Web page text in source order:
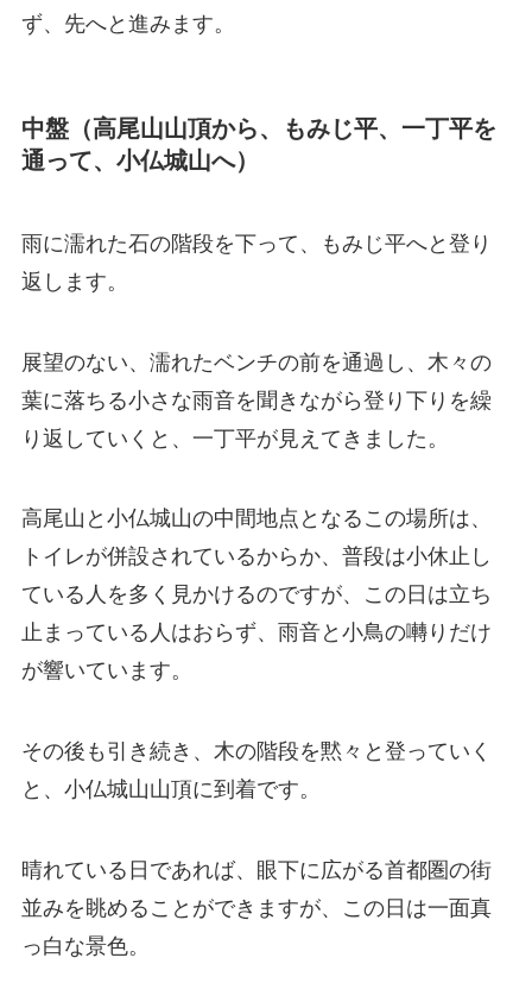
ず、先へと進みます。
中盤（高尾山山頂から、もみじ平、一丁平を
通って、小仏城山へ）
雨に濡れた石の階段を下って、もみじ平へと登り
返します。
展望のない、濡れたベンチの前を通過し、木々の
葉に落ちる小さな雨音を聞きながら登り下りを繰
り返していくと、一丁平が見えてきました。
高尾山と小仏城山の中間地点となるこの場所は、
トイレが併設されているからか、普段は小休止し
ている人を多く見かけるのですが、この日は立ち
止まっている人はおらず、雨音と小鳥の囀りだけ
が響いています。
その後も引き続き、木の階段を黙々と登っていく
と、小仏城山山頂に到着です。
晴れている日であれば、眼下に広がる首都圏の街
並みを眺めることができますが、この日は一面真
っ白な景色。